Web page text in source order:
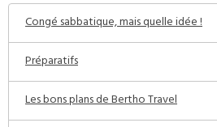
Congé sabbatique, mais quelle idée !
Préparatifs
Les bons plans de Bertho Travel